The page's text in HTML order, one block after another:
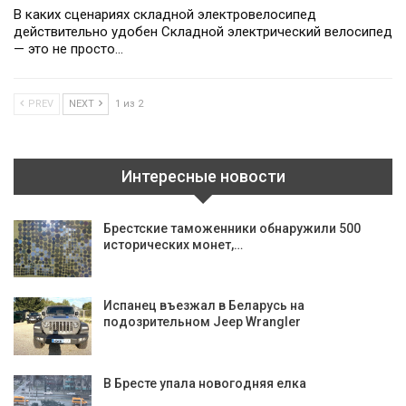
В каких сценариях складной электровелосипед
действительно удобен Складной электрический велосипед
— это не просто…
PREV NEXT 1 из 2
Интересные новости
Брестские таможенники обнаружили 500
исторических монет,…
Испанец въезжал в Беларусь на
подозрительном Jeep Wrangler
В Бресте упала новогодняя елка